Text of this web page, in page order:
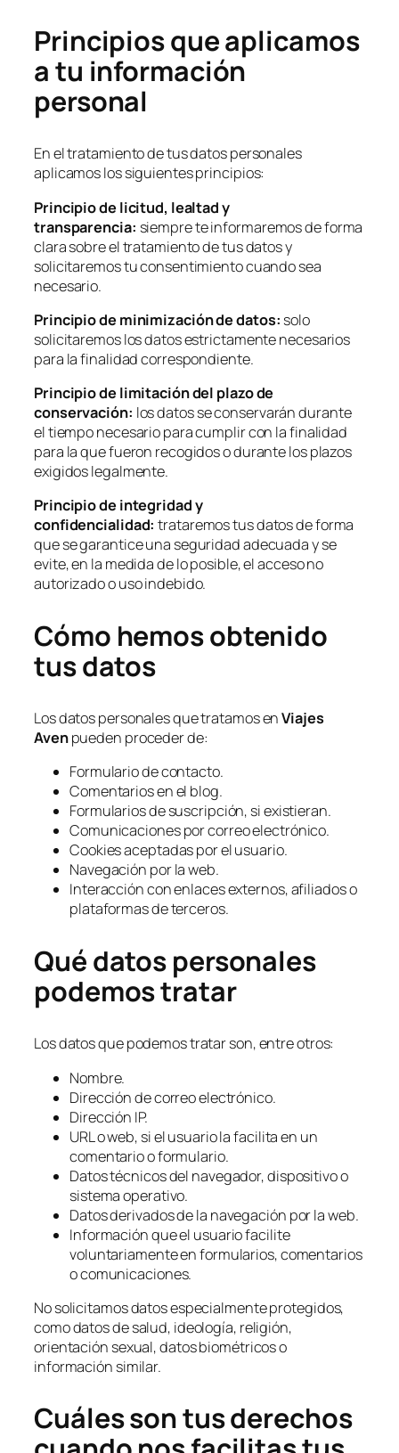
Principios que aplicamos
a tu información
personal
En el tratamiento de tus datos personales
aplicamos los siguientes principios:
Principio de licitud, lealtad y
transparencia: siempre te informaremos de forma
clara sobre el tratamiento de tus datos y
solicitaremos tu consentimiento cuando sea
necesario.
Principio de minimización de datos: solo
solicitaremos los datos estrictamente necesarios
para la finalidad correspondiente.
Principio de limitación del plazo de
conservación: los datos se conservarán durante
el tiempo necesario para cumplir con la finalidad
para la que fueron recogidos o durante los plazos
exigidos legalmente.
Principio de integridad y
confidencialidad: trataremos tus datos de forma
que se garantice una seguridad adecuada y se
evite, en la medida de lo posible, el acceso no
autorizado o uso indebido.
Cómo hemos obtenido
tus datos
Los datos personales que tratamos enViajes
Avenpueden proceder de:
Formulario de contacto.
Comentarios en el blog.
Formularios de suscripción, si existieran.
Comunicaciones por correo electrónico.
Cookies aceptadas por el usuario.
Navegación por la web.
Interacción con enlaces externos, afiliados o
plataformas de terceros.
Qué datos personales
podemos tratar
Los datos que podemos tratar son, entre otros:
Nombre.
Dirección de correo electrónico.
Dirección IP.
URL o web, si el usuario la facilita en un
comentario o formulario.
Datos técnicos del navegador, dispositivo o
sistema operativo.
Datos derivados de la navegación por la web.
Información que el usuario facilite
voluntariamente en formularios, comentarios
o comunicaciones.
No solicitamos datos especialmente protegidos,
como datos de salud, ideología, religión,
orientación sexual, datos biométricos o
información similar.
Cuáles son tus derechos